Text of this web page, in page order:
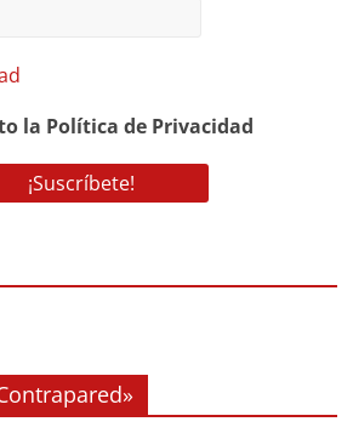
la Política de Privacidad